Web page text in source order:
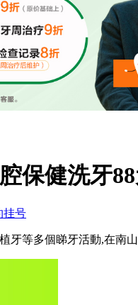
保健洗牙
挂号
等多個睇牙活動,在南